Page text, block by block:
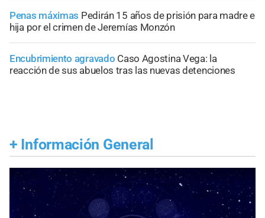
Penas máximas Pedirán 15 años de prisión para madre e
hija por el crimen de Jeremías Monzón
Encubrimiento agravado Caso Agostina Vega: la
reacción de sus abuelos tras las nuevas detenciones
+ Información General